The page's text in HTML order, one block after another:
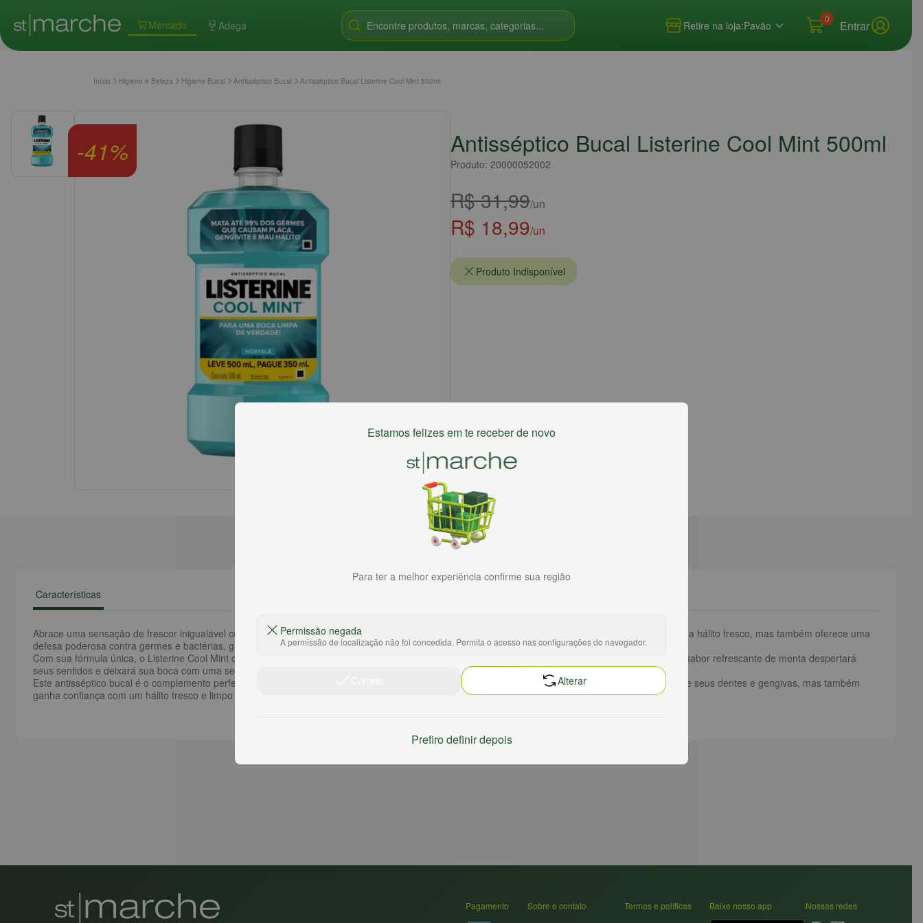
Mercado Adega Encontre produtos, marcas, categorias... Retire na loja:Pavão
0 Entrar
Início Higiene e Beleza Higiene Bucal Antisséptico Bucal Antisséptico Bucal Listerine Cool Mint 500ml
-41% Antisséptico Bucal Listerine Cool Mint 500ml
Produto: 20000052002
R$ 31,99/un
R$ 18,99/un
Produto Indisponível
Características
Abrace uma sensação de frescor inigualável com o Antisséptico Bucal Listerine Cool Mint 500ml
. Este produto excepcional não apenas proporciona hálito fresco, mas também oferece uma
defesa poderosa contra germes e bactérias, garantindo uma higiene oral completa.
Com sua fórmula única, o Listerine Cool Mint combate biofilmes e placas bacterianas onde a escovação e o fio dental não alcançam. Além disso, seu sabor refrescante de menta despertará
seus sentidos e deixará sua boca com uma sensação de limpeza duradoura.
Este antisséptico bucal é o complemento perfeito para sua rotina de cuidados bucais diários. Com Listerine Cool Mint, você não só melhora a saúde de seus dentes e gengivas, mas também
ganha confiança com um hálito fresco e limpo todos os dias.
Pagamento
Sobre e contato
Termos e políticas
Baixe nosso app Nossas redes
Estamos felizes em te receber de novo
Para ter a melhor experiência confirme sua região
Permissão negada
A permissão de localização não foi concedida. Permita o acesso nas configurações do navegador.
Alterar
Prefiro definir depois